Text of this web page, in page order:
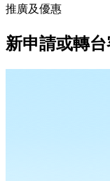
推廣及優惠
新申請或轉